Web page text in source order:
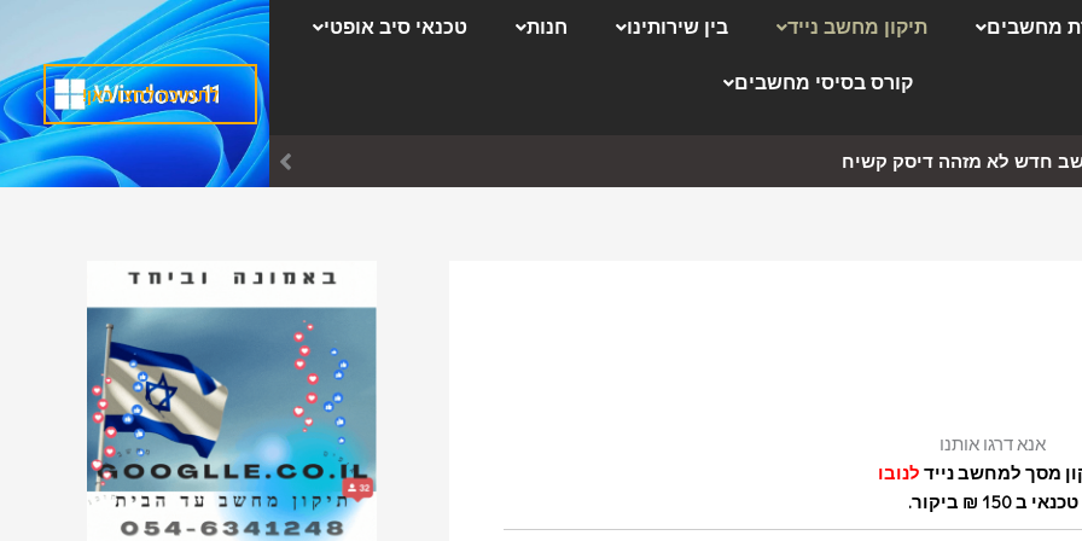
מחשבים תיקון מחשב נייד בין שירותינו חנות טכנאי סיב אופטי
קורס בסיסי מחשבים
חדש לא מזהה דיסק קשיח
לתמיכה לחצו כאן!
אנא דרגו אותנו
מסך למחשב נייד לנובו
טכנאי ב 150 ₪ ביקור.
ק